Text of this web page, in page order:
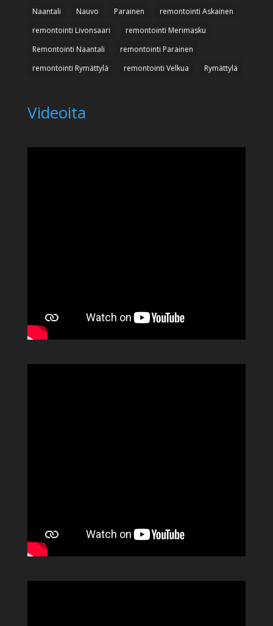
Naantali
Nauvo Parainen
remontointi Askainen
remontointi Livonsaari
remontointi Merimasku
Remontointi Naantali
remontointi Parainen
remontointi Rymättylä
remontointi Velkua Rymättylä
Videoita